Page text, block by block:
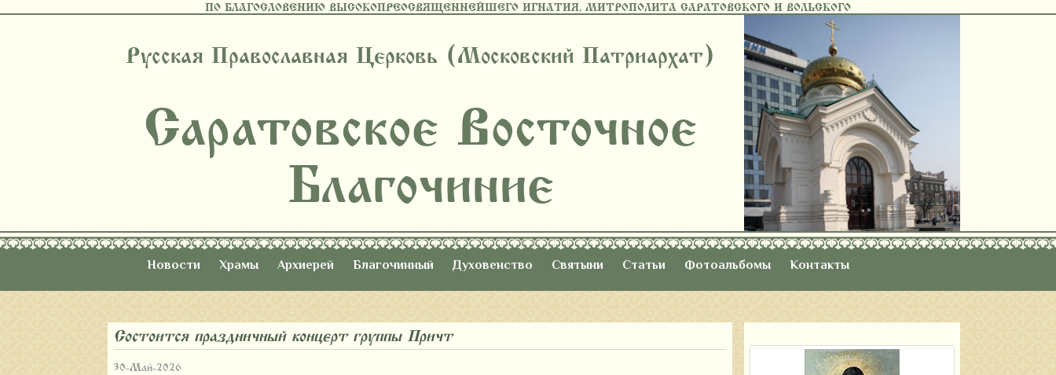
ПО БЛАГОСЛОВЕНИЮ ВЫСОКОПРЕОСВЯЩЕННЕЙШЕГО ИГНАТИЯ, МИТРОПОЛИТА САРАТОВСКОГО И ВОЛЬСКОГО
Русская Православная Церковь (Московский Патриархат)
Саратовское Восточное
Благочиние
Новости Храмы Архиерей Благочинный Духовенство Святыни Статьи Фотоальбомы Контакты
Состоится праздничный концерт группы «Причт»
30-Май-2026